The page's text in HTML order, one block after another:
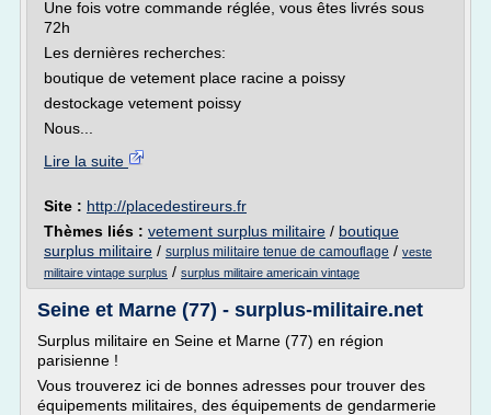
Une fois votre commande réglée, vous êtes livrés sous
72h
Les dernières recherches:
boutique de vetement place racine a poissy
destockage vetement poissy
Nous...
Lire la suite
Site : http://placedestireurs.fr
Thèmes liés : vetement surplus militaire / boutique
surplus militaire / surplus militaire tenue de camouflage / veste
militaire vintage surplus / surplus militaire americain vintage
Seine et Marne (77) - surplus-militaire.net
Surplus militaire en Seine et Marne (77) en région
parisienne !
Vous trouverez ici de bonnes adresses pour trouver des
équipements militaires, des équipements de gendarmerie